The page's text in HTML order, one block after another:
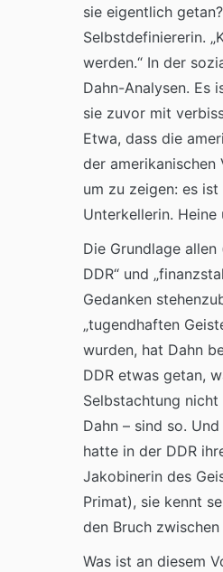
sie eigentlich
Selbstdefiniererin.
werden.“ In der
Dahn-Analysen. Es
sie zuvor mit
Etwa, dass die
der amerikanischen
um zu zeigen: es
Unterkellerin. Heine
Die Grundlage
DDR“ und
Gedanken
„tugendhaften
wurden, hat Dahn
DDR etwas getan,
Selbstachtung
Dahn – sind so.
hatte in der DDR
Jakobinerin des
Primat), sie kennt
den Bruch
Was ist an diesem